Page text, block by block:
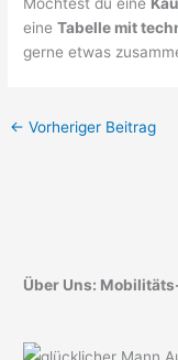
eineTabelle mit
gerne etwas
← Vorheriger Beitrag
Über Uns: